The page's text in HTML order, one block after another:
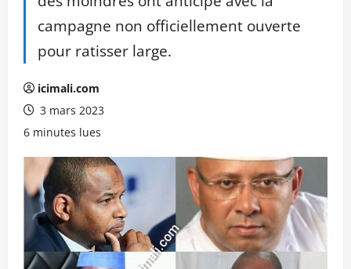
campagne non officiellement ouverte
pour ratisser large.
icimali.com
3 mars 2023
6 minutes lues